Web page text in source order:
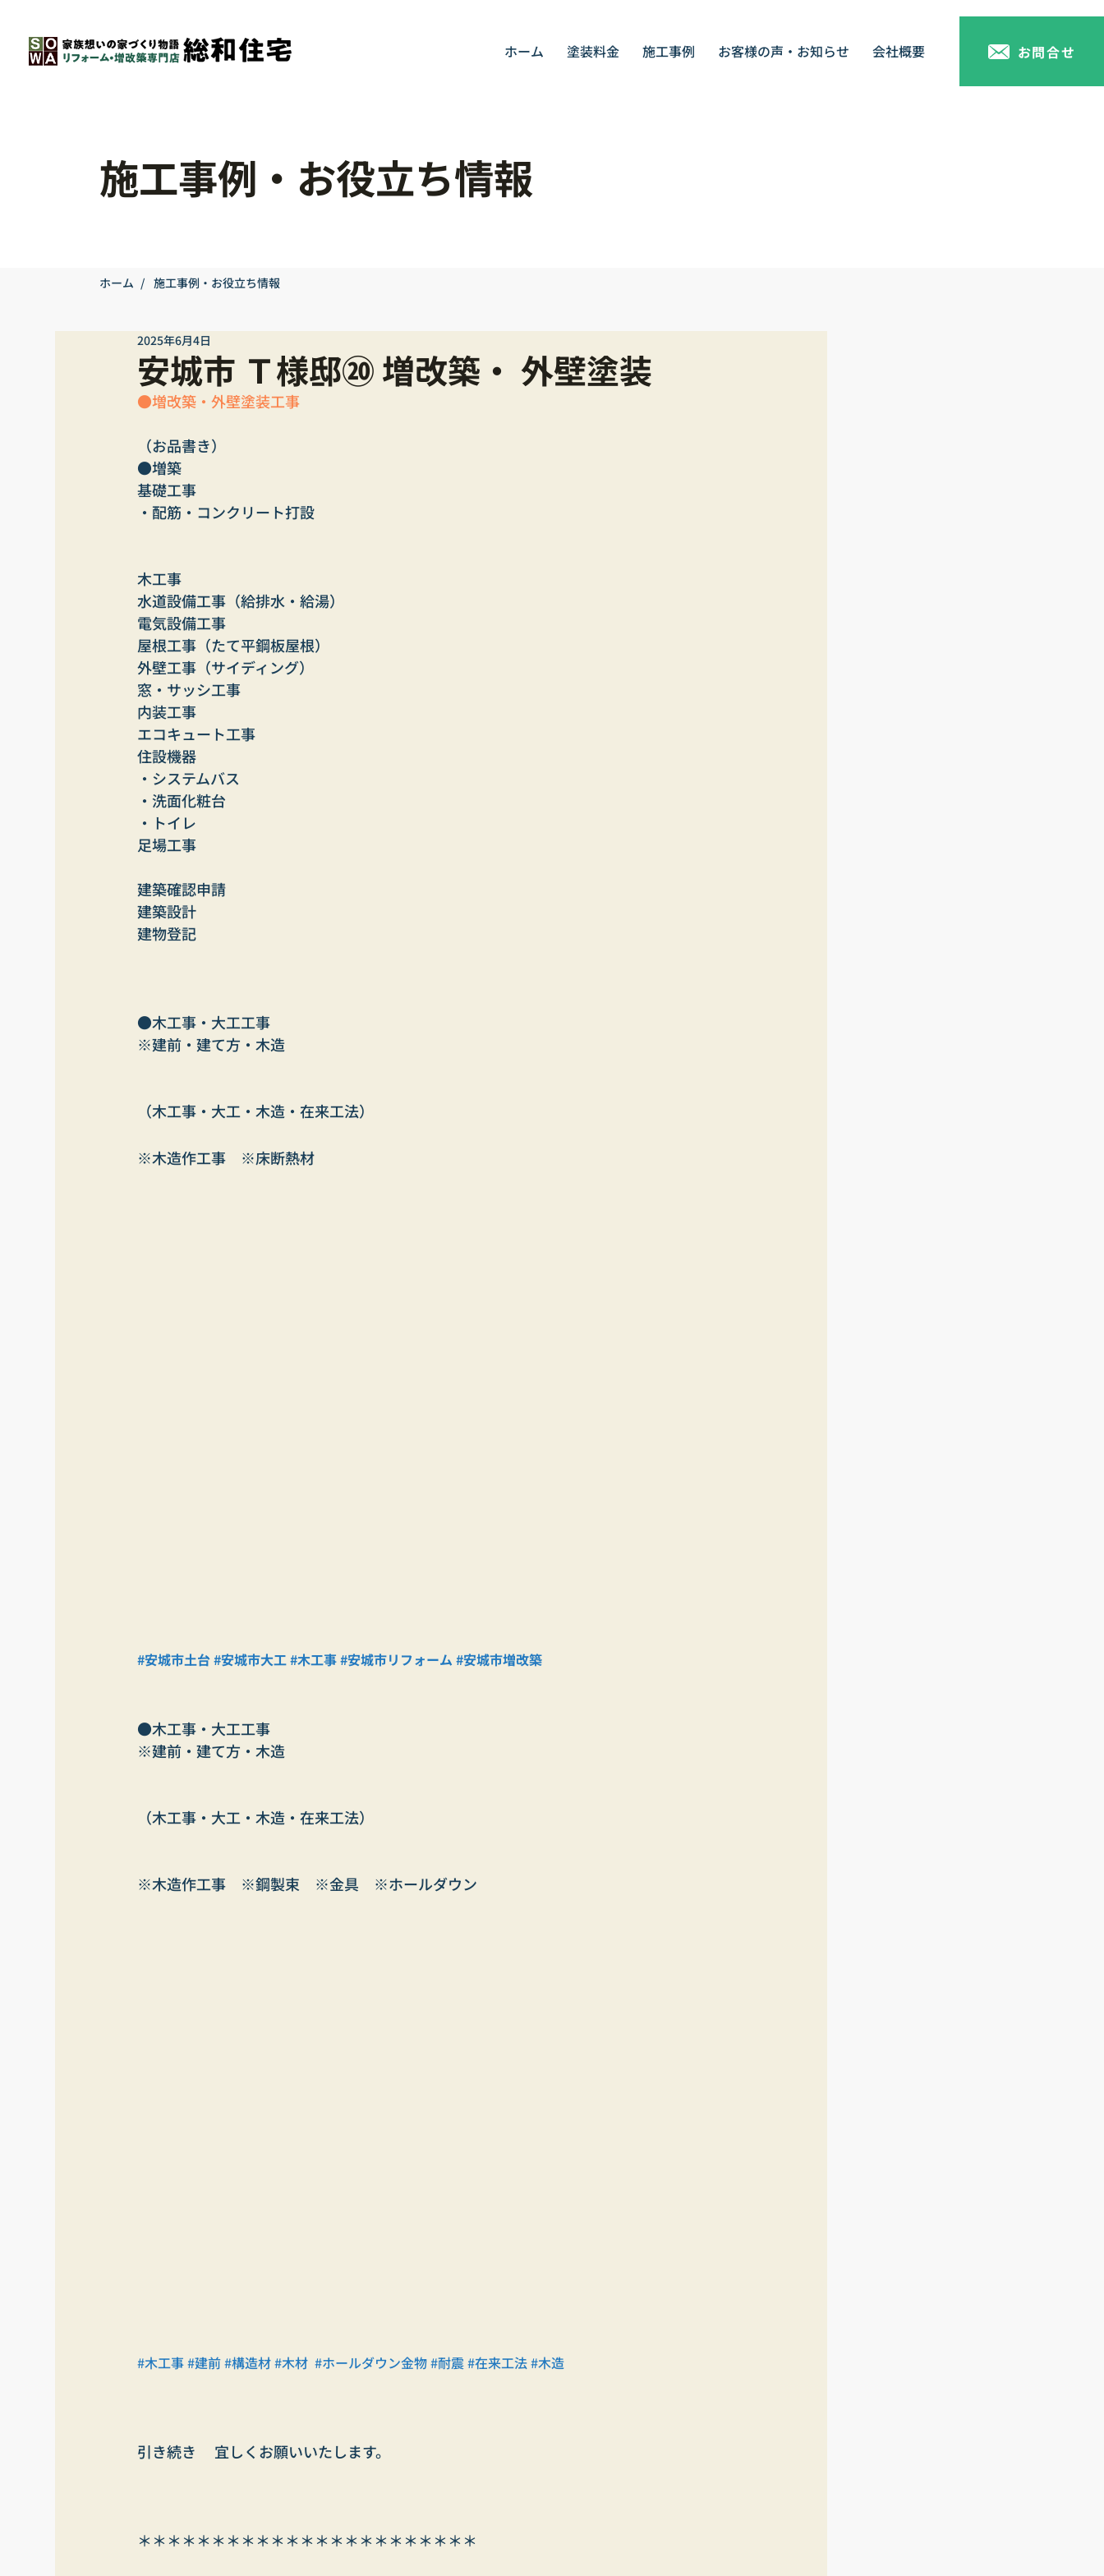
ホーム 塗装料金 施工事例 お客様の声・お知らせ 会社概要 お問合せ
施工事例・お役立ち情報
安城市 Ｔ様邸⑳ 増改築・ 外壁塗装
2025年6月4日
●増改築・外壁塗装工事
（お品書き）
●増築
基礎工事
・配筋・コンクリート打設
木工事
水道設備工事（給排水・給湯）
電気設備工事
屋根工事（たて平鋼板屋根）
外壁工事（サイディング）
窓・サッシ工事
内装工事
エコキュート工事
住設機器
・システムバス
・洗面化粧台
・トイレ
足場工事
建築確認申請
建築設計
建物登記
●木工事・大工工事
※建前・建て方・木造
（木工事・大工・木造・在来工法）
※木造作工事　※床断熱材
#安城市土台#安城市大工#木工事#安城市リフォーム #安城市増改築
●木工事・大工工事
※建前・建て方・木造
（木工事・大工・木造・在来工法）
※木造作工事　※鋼製束　※金具　※ホールダウン
#木工事#建前#構造材#木材 #ホールダウン金物#耐震#在来工法#木造
引き続き　 宜しくお願いいたします。
＊＊＊＊＊＊＊＊＊＊＊＊＊＊＊＊＊＊＊＊＊＊＊
ホーム / 施工事例・お役立ち情報